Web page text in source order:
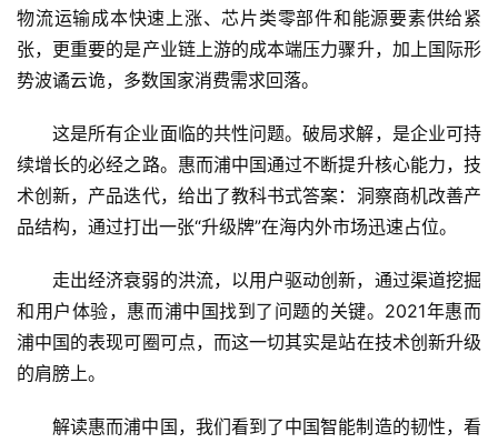
物流运输成本快速上涨、芯片类零部件和能源要素供给紧
张，更重要的是产业链上游的成本端压力骤升，加上国际形
势波谲云诡，多数国家消费需求回落。
这是所有企业面临的共性问题。破局求解，是企业可持
续增长的必经之路。惠而浦中国通过不断提升核心能力，技
术创新，产品迭代，给出了教科书式答案：洞察商机改善产
品结构，通过打出一张“升级牌”在海内外市场迅速占位。
走出经济衰弱的洪流，以用户驱动创新，通过渠道挖掘
和用户体验，惠而浦中国找到了问题的关键。2021年惠而
浦中国的表现可圈可点，而这一切其实是站在技术创新升级
的肩膀上。
解读惠而浦中国，我们看到了中国智能制造的韧性，看